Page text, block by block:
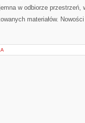
w odbiorze przestrzeń,
materiałów.